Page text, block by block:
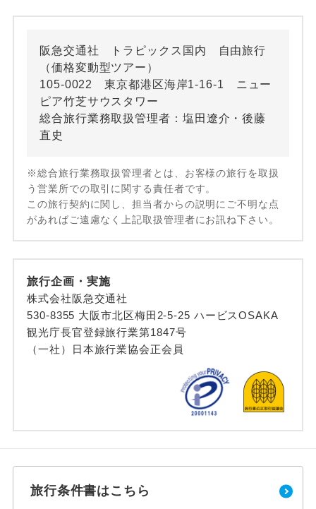
阪急交通社 トラピックス国内 自由旅行
（価格変動型ツアー）
105-0022 東京都港区海岸1-16-1 ニュー
ピア竹芝サウスタワー
総合旅行業務取扱管理者：塩田遼介・後藤
直史
※総合旅行業務取扱管理者とは、お客様の旅行を取扱
う営業所での取引に関する責任者です。
この旅行契約に関し、担当者からの説明にご不明な点
があればご遠慮なく上記取扱管理者にお訊ね下さい。
旅行企画・実施
株式会社阪急交通社
530-8355 大阪市北区梅田2-5-25 ハービスOSAKA
観光庁長官登録旅行業第1847号
（一社）日本旅行業協会正会員
旅行条件書はこちら